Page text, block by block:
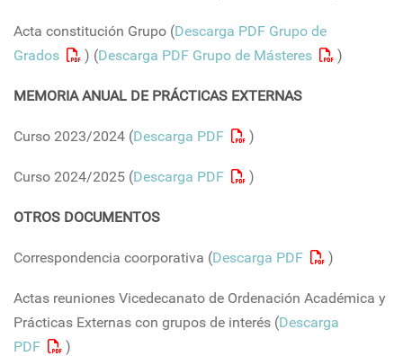
Acta constitución Grupo (Descarga PDF Grupo de
Grados
) (Descarga PDF Grupo de Másteres )
MEMORIA ANUAL DE PRÁCTICAS EXTERNAS
Curso 2023/2024 (Descarga PDF )
Curso 2024/2025 (Descarga PDF )
OTROS DOCUMENTOS
Correspondencia coorporativa (Descarga PDF )
Actas reuniones Vicedecanato de Ordenación Académica y
Prácticas Externas con grupos de interés (Descarga
PDF
)